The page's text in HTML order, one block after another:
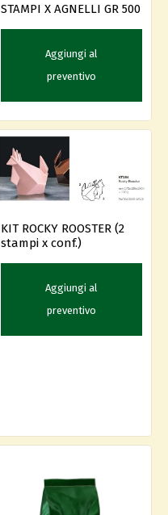
STAMPI X AGNELLI GR 500
Aggiungi al
preventivo
KIT ROCKY ROOSTER (2
stampi x conf.)
Aggiungi al
preventivo